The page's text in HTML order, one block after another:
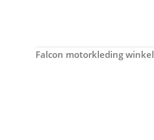
Falcon motorkleding winkel